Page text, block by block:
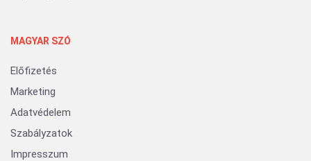
MAGYAR SZÓ
Előfizetés
Marketing
Adatvédelem
Szabályzatok
Impresszum